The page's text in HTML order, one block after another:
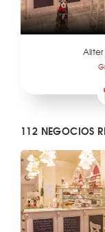
112 NEGOCIOS